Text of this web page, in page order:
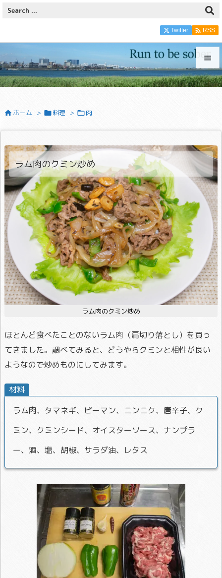





検索
Twitter  RSS
 ホーム > 料理 > 肉
ラム肉のクミン炒め
ラム肉のクミン炒め
ほとんど食べたことのないラム肉（肩切り落とし）を買っ
てきました。調べてみると、どうやらクミンと相性が良い
ようなので炒めものにしてみます。
材料
ラム肉、タマネギ、ピーマン、ニンニク、唐辛子、ク
ミン、クミンシード、オイスターソース、ナンプラ
ー、酒、塩、胡椒、サラダ油、レタス